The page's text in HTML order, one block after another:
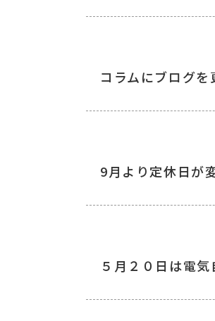
コラムにブログを
9月より定休日が
５月２０日は電気